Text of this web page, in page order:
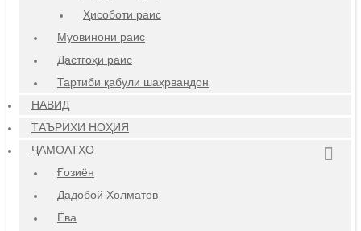
Ҳисоботи раис
Муовинони раис
Дастгоҳи раис
Тартиби қабули шаҳрвандон
НАВИД
ТАЪРИХИ НОҲИЯ
ҶАМОАТҲО
Ғозиён
Дадобой Холматов
Ёва